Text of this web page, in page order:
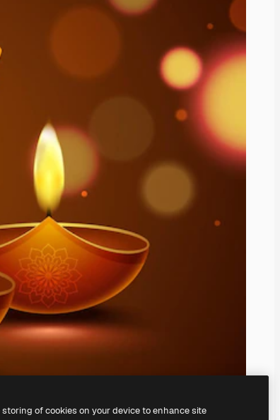
of cookies on your device to enhance site